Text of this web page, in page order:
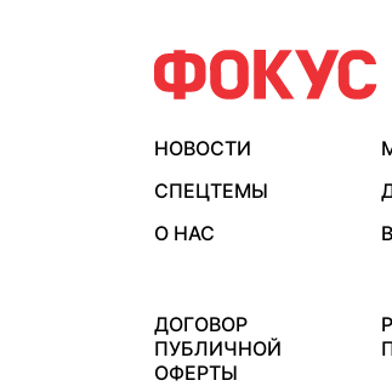
НОВОСТИ
СПЕЦТЕМЫ
О НАС
ДОГОВОР
ПУБЛИЧНОЙ
ОФЕРТЫ